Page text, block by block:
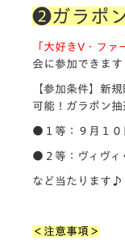
❷ガラポ
「大好きV・フ
会に参加できます
【参加条件】新
可能！ガラポン
●１等：９月１
●２等：ヴィヴィ
など当たります♪
＜注意事項＞